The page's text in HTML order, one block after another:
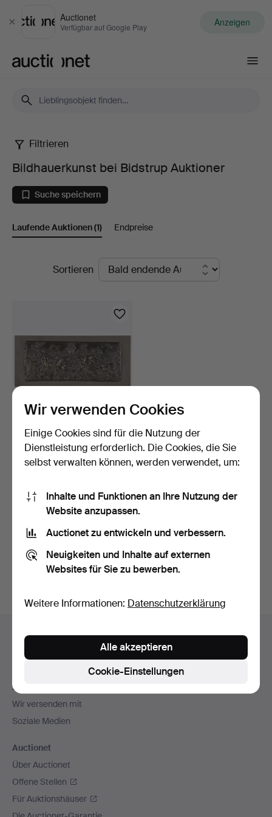
Schließen
Auctionet
Verfügbar auf Google Play Anzeigen
Bildhauerkunst
bei
Bidstrup
Auktioner
Filtrieren
Bildhauerkunst bei Bidstrup Auktioner
Suche speichern
Laufende Auktionen(1) Endpreise
LaufendeSortieren
CLAUDE MICHEL
CLODION. Bacchanal mit
Satyr…
5 Tage
Suche speichern
Archiv
suchen.
Navigation
Hilfe und Kontakt
Kontakt mit dem Support aufnehmen
Zahlungsweisen
Wir versenden mit
Soziale Medien
Auctionet
Über Auctionet
Offene Stellen
Für Auktionshäuser
Wir verwenden Cookies
Einige Cookies sind für die Nutzung der
Dienstleistung erforderlich. Die Cookies, die Sie
selbst verwalten können, werden verwendet, um:
Inhalte und Funktionen an Ihre Nutzung der
Website anzupassen.
Auctionet zu entwickeln und verbessern.
Neuigkeiten und Inhalte auf externen
Websites für Sie zu bewerben.
Weitere Informationen: Datenschutzerklärung
Cookie-Einstellungen
Alle akzeptieren